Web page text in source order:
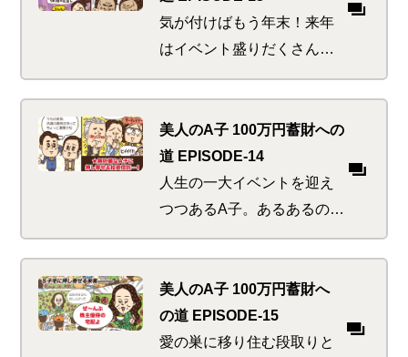
れピンチ！
気が付けばもう年末！来年
はイベント盛りだくさんで
目の回るような忙しさが予
想されるため、新しい蓄財
を始めるなら今しかな
い…。そんな時に一番効く
のはやっぱり神頼み！？
美人のA子 100万円蓄財への
道 EPISODE-14
人生の一大イベントを迎え
つつあるA子。あるあるの気
苦労も何のそのと思いき
や、浴びる濃厚さのレベル
が思った以上に高かっ
た…。うまくレベルアップ
してしのいで行けるの
美人のA子 100万円蓄財へ
の道 EPISODE-15
愛の巣に移り住む段取りと